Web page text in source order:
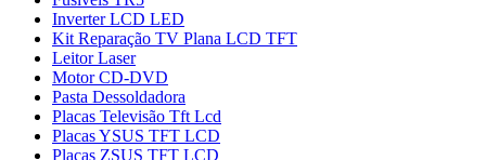
Inverter LCD LED
Kit Reparação TV Plana LCD TFT
Leitor Laser
Motor CD-DVD
Pasta Dessoldadora
Placas Televisão Tft Lcd
Placas YSUS TFT LCD
Placas ZSUS TFT LCD